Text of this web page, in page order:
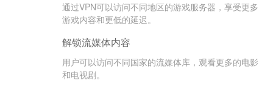
通过VPN可以访问不同地区的游戏服务器，享受更多
游戏内容和更低的延迟。
解锁流媒体内容
用户可以访问不同国家的流媒体库，观看更多的电影
和电视剧。